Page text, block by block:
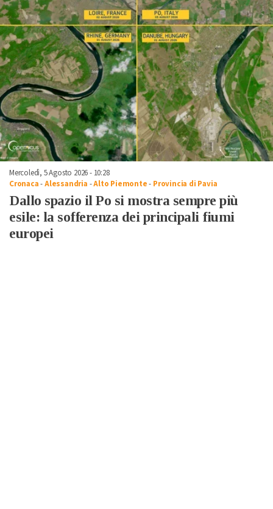
Mercoledì, 5 Agosto 2026 - 10:28
Cronaca-Alessandria -Alto Piemonte- Provincia di Pavia
Dallo spazio il Po si mostra sempre più
esile: la sofferenza dei principali fiumi
europei